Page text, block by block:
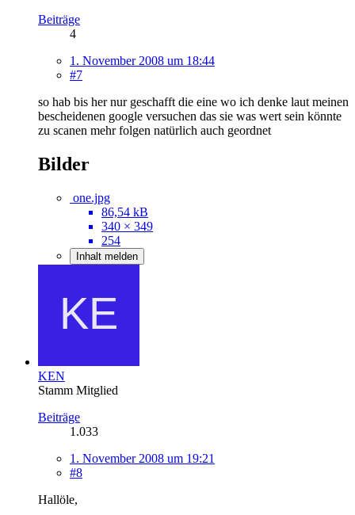
Beiträge
4
1. November 2008 um 18:44
#7
so hab bis her nur geschafft die eine wo ich denke laut meinen
bescheidenen google versuchen das sie was wert sein könnte
zu scanen mehr folgen natürlich auch geordnet
Bilder
one.jpg
86,54 kB
340 × 349
254
Inhalt melden
KEN
Stamm Mitglied
Beiträge
1.033
1. November 2008 um 19:21
#8
Hallöle,